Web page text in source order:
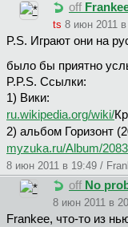
off
ts 8 июн 2011
P.S. Играют они на
было бы приятно
P.P.S. Ссылки:
1) Вики:
ru.wikipedia.org/wiki/
2) альбом Горизонт
myzuka.ru/Album/
8 июн 2011 в 19:49 /
off No
8 июн 2011 в
Frankee, что-то из